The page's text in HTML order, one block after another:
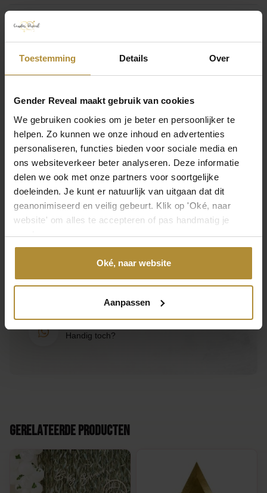
Toestemming Details Over
Gender Reveal maakt gebruik van cookies
We gebruiken cookies om je beter en persoonlijker te
helpen. Zo kunnen we onze inhoud en advertenties
personaliseren, functies bieden voor sociale media en
ons websiteverkeer beter analyseren. Deze informatie
delen we ook met onze partners voor soortgelijke
doeleinden. Je kunt er natuurlijk van uitgaan dat dit
geanonimiseerd en veilig gebeurt. Klik op 'Oké, naar
website' om alles te accepteren of pas handmatig je
voorkeuren aan.
Oké, naar website
Aanpassen
EAN
8998340153475
Laat je mening achter
Neem direct contact op
Bezoek de klantenservicepaginaof bereik ons via de
volgende contactmogelijkheden.
Wij helpen je graag
Reactie binnen één werkdag
Handig toch?
Gerelateerde producten